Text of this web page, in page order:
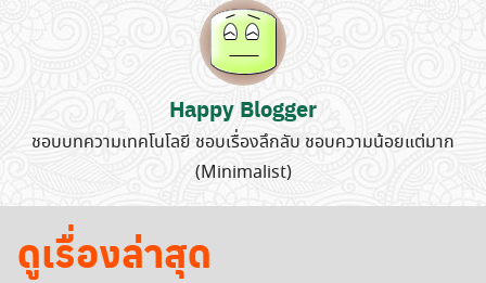
Happy Blogger
ชอบบทความเทคโนโลยี ชอบเรื่องลึกลับ ชอบความน้อยแต่มาก
(Minimalist)
ดูเรื่องล่าสุด